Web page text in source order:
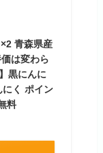
青森県産
は変わら
黒にんに
にく ポイン
料